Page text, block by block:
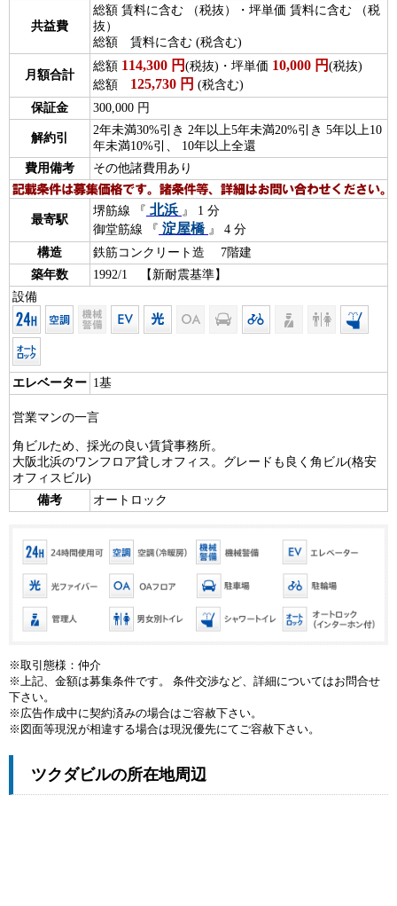
共益費
総額 賃料に含む （税抜）・坪単価 賃料に含む （税
抜）
総額 賃料に含む (税含む)
月額合計
総額 114,300 円 (税抜)・坪単価 10,000 円 (税抜)
総額 125,730 円 (税含む)
保証金
300,000 円
解約引
2年未満30%引き 2年以上5年未満20%引き 5年以上10
年未満10%引、 10年以上全還
費用備考
その他諸費用あり
最寄駅
堺筋線 『 北浜 』 1 分
御堂筋線 『 淀屋橋 』 4 分
構造
鉄筋コンクリート造 7階建
築年数
1992/1 【新耐震基準】
設備
エレベーター 1基
営業マンの一言
角ビルため、採光の良い賃貸事務所。
大阪北浜のワンフロア貸しオフィス。グレードも良く角ビル(格安
オフィスビル)
備考
オートロック
※取引態様：仲介
※上記、金額は募集条件です。 条件交渉など、詳細についてはお問合せ
下さい。
※広告作成中に契約済みの場合はご容赦下さい。
※図面等現況が相違する場合は現況優先にてご容赦下さい。
ツクダビルの所在地周辺